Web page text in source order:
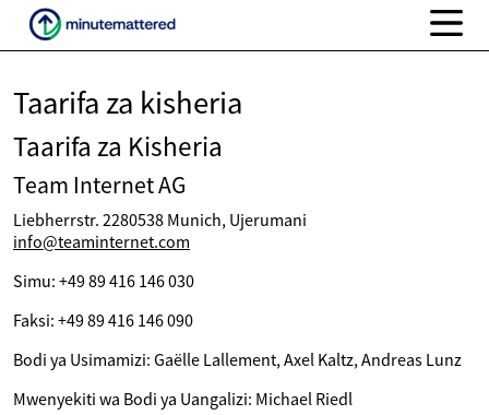
Taarifa za kisheria
Taarifa za Kisheria
Team Internet AG
Liebherrstr. 2280538 Munich, Ujerumani
info@teaminternet.com
Simu: +49 89 416 146 030
Faksi: +49 89 416 146 090
Bodi ya Usimamizi: Gaëlle Lallement, Axel Kaltz, Andreas Lunz
Mwenyekiti wa Bodi ya Uangalizi: Michael Riedl